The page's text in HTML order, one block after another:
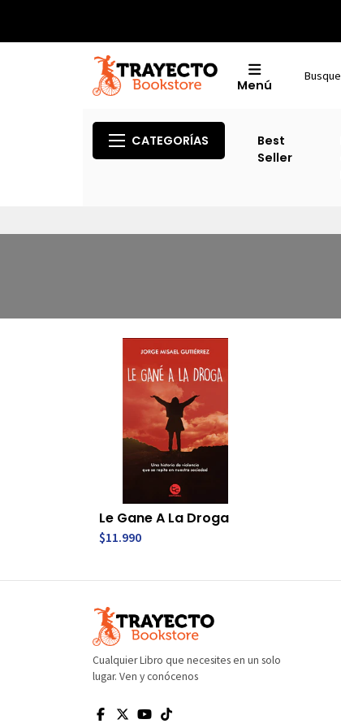
Menú
CATEGORÍAS
Best
Seller
Le Gane A La Droga
$11.990
Cualquier Libro que necesites en un solo
lugar. Ven y conócenos